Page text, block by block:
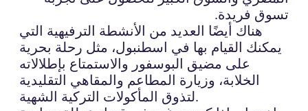
تسوق فريدة.
هناك أيضًا العديد من الأنشطة الترفيهية التي
يمكنك القيام بها في اسطنبول، مثل رحلة بحرية
على مضيق البوسفور والاستمتاع بإطلالاته
الخلابة، وزيارة المطاعم والمقاهي التقليدية
لتذوق المأكولات التركية الشهية.